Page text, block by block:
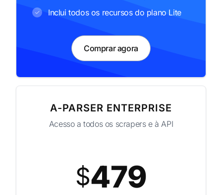
Inclui todos os recursos do plano Lite
Comprar agora
A-PARSER ENTERPRISE
Acesso a todos os scrapers e à API
$479